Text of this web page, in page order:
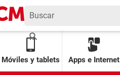
Móviles y tablets Apps e Internet